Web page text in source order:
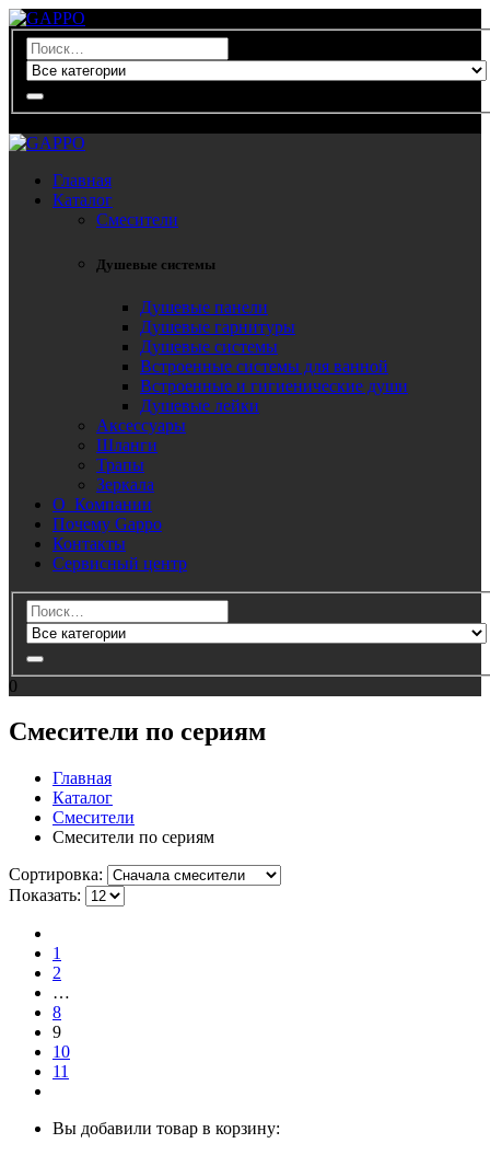
Главная
Каталог
Смесители
Душевые системы
Душевые панели
Душевые гарнитуры
Душевые системы
Встроенные системы для ванной
Встроенные и гигиенические души
Душевые лейки
Аксессуары
Шланги
Трапы
Зеркала
О Компании
Почему Gappo
Контакты
Сервисный центр
0
Смесители по сериям
Главная
Каталог
Смесители
Смесители по сериям
Cортировка:
Показать:
1
2
…
8
9
10
11
Вы добавили товар в корзину: